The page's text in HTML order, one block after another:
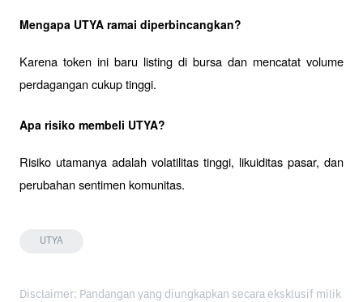
Mengapa UTYA ramai diperbincangkan?
Karena token ini baru listing di bursa dan mencatat volume
perdagangan cukup tinggi.
Apa risiko membeli UTYA?
Risiko utamanya adalah volatilitas tinggi, likuiditas pasar, dan
perubahan sentimen komunitas.
UTYA
Disclaimer: Pandangan yang diungkapkan secara eksklusif milik